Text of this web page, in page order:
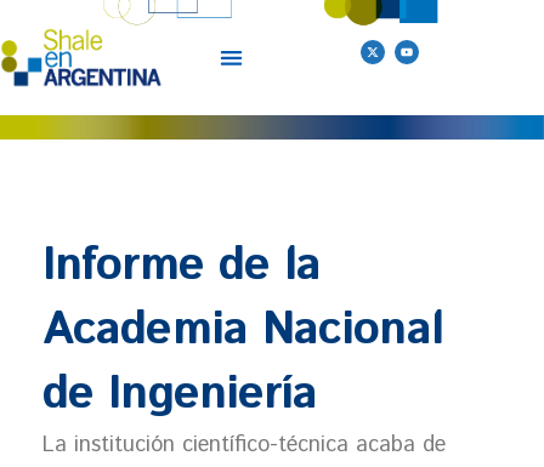
al
contenido
X
-
t
t
r
Y
o
u
e
Informe de la
Academia Nacional
de Ingeniería
La institución científico-técnica acaba de